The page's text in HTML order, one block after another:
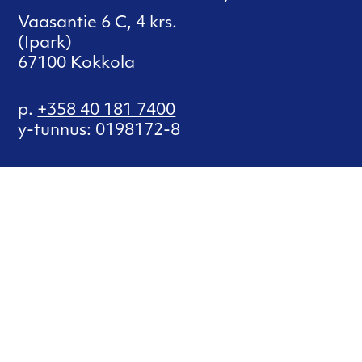
Vaasantie 6 C, 4 krs.
(Ipark)
67100 Kokkola
p. +358 40 181 7400
y-tunnus: 0198172-8